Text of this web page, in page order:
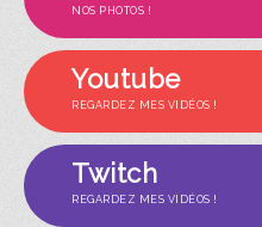
NOS PHOTOS !
Youtube
REGARDEZ MES VIDÉOS !
Twitch
REGARDEZ MES VIDÉOS !